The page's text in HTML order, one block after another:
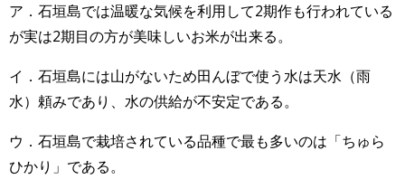
ア．石垣島では温暖な気候を利用して2期作も行われている
が実は2期目の方が美味しいお米が出来る。
イ．石垣島には山がないため田んぼで使う水は天水（雨
水）頼みであり、水の供給が不安定である。
ウ．石垣島で栽培されている品種で最も多いのは「ちゅら
ひかり」である。